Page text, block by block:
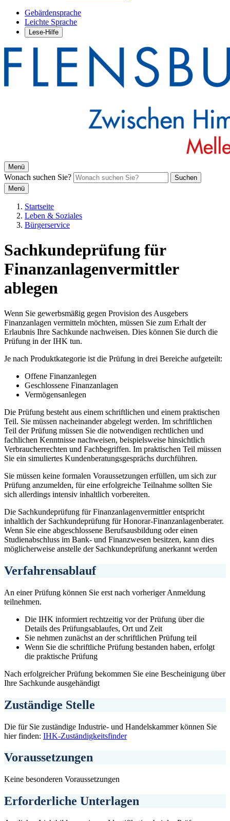
Gebärdensprache
Leichte Sprache
Lese-Hilfe
Menü
Wonach suchen Sie?
Suchen
Menü
Startseite
Leben & Soziales
Bürgerservice
Sachkundeprüfung für
Finanzanlagenvermittler
ablegen
Wenn Sie gewerbsmäßig gegen Provision des Ausgebers
Finanzanlagen vermitteln möchten, müssen Sie zum Erhalt der
Erlaubnis Ihre Sachkunde nachweisen. Dies können Sie durch die
Prüfung in der IHK tun.
Je nach Produktkategorie ist die Prüfung in drei Bereiche aufgeteilt:
Offene Finanzanlegen
Geschlossene Finanzanlagen
Vermögensanlegen
Die Prüfung besteht aus einem schriftlichen und einem praktischen
Teil. Sie müssen nacheinander abgelegt werden. Im schriftlichen
Teil der Prüfung müssen Sie die notwendigen rechtlichen und
fachlichen Kenntnisse nachweisen, beispielsweise hinsichtlich
Verbraucherrechten und Fachbegriffen. Im praktischen Teil müssen
Sie ein simuliertes Kundenberatungsgesprächs durchführen.
Sie müssen keine formalen Voraussetzungen erfüllen, um sich zur
Prüfung anzumelden, für eine erfolgreiche Teilnahme sollten Sie
sich allerdings intensiv inhaltlich vorbereiten.
Die Sachkundeprüfung für Finanzanlagenvermittler entspricht
inhaltlich der Sachkundeprüfung für Honorar-Finanzanlagenberater.
Wenn Sie eine abgeschlossene Berufsausbildung oder einen
Studienabschluss im Bank- und Finanzwesen besitzen, kann dies
möglicherweise anstelle der Sachkundeprüfung anerkannt werden
Verfahrensablauf
An einer Prüfung können Sie erst nach vorheriger Anmeldung
teilnehmen.
Die IHK informiert rechtzeitig vor der Prüfung über die
Details des Prüfungsablaufes, Ort und Zeit
Sie nehmen zunächst an der schriftlichen Prüfung teil
Wenn Sie die schriftliche Prüfung bestanden haben, erfolgt
die praktische Prüfung
Nach erfolgreicher Prüfung bekommen Sie eine Bescheinigung über
Ihre Sachkunde ausgehändigt
Zuständige Stelle
Die für Sie zuständige Industrie- und Handelskammer können Sie
hier finden: IHK-Zuständigkeitsfinder
Voraussetzungen
Keine besonderen Voraussetzungen
Erforderliche Unterlagen